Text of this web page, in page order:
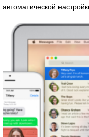
автоматической